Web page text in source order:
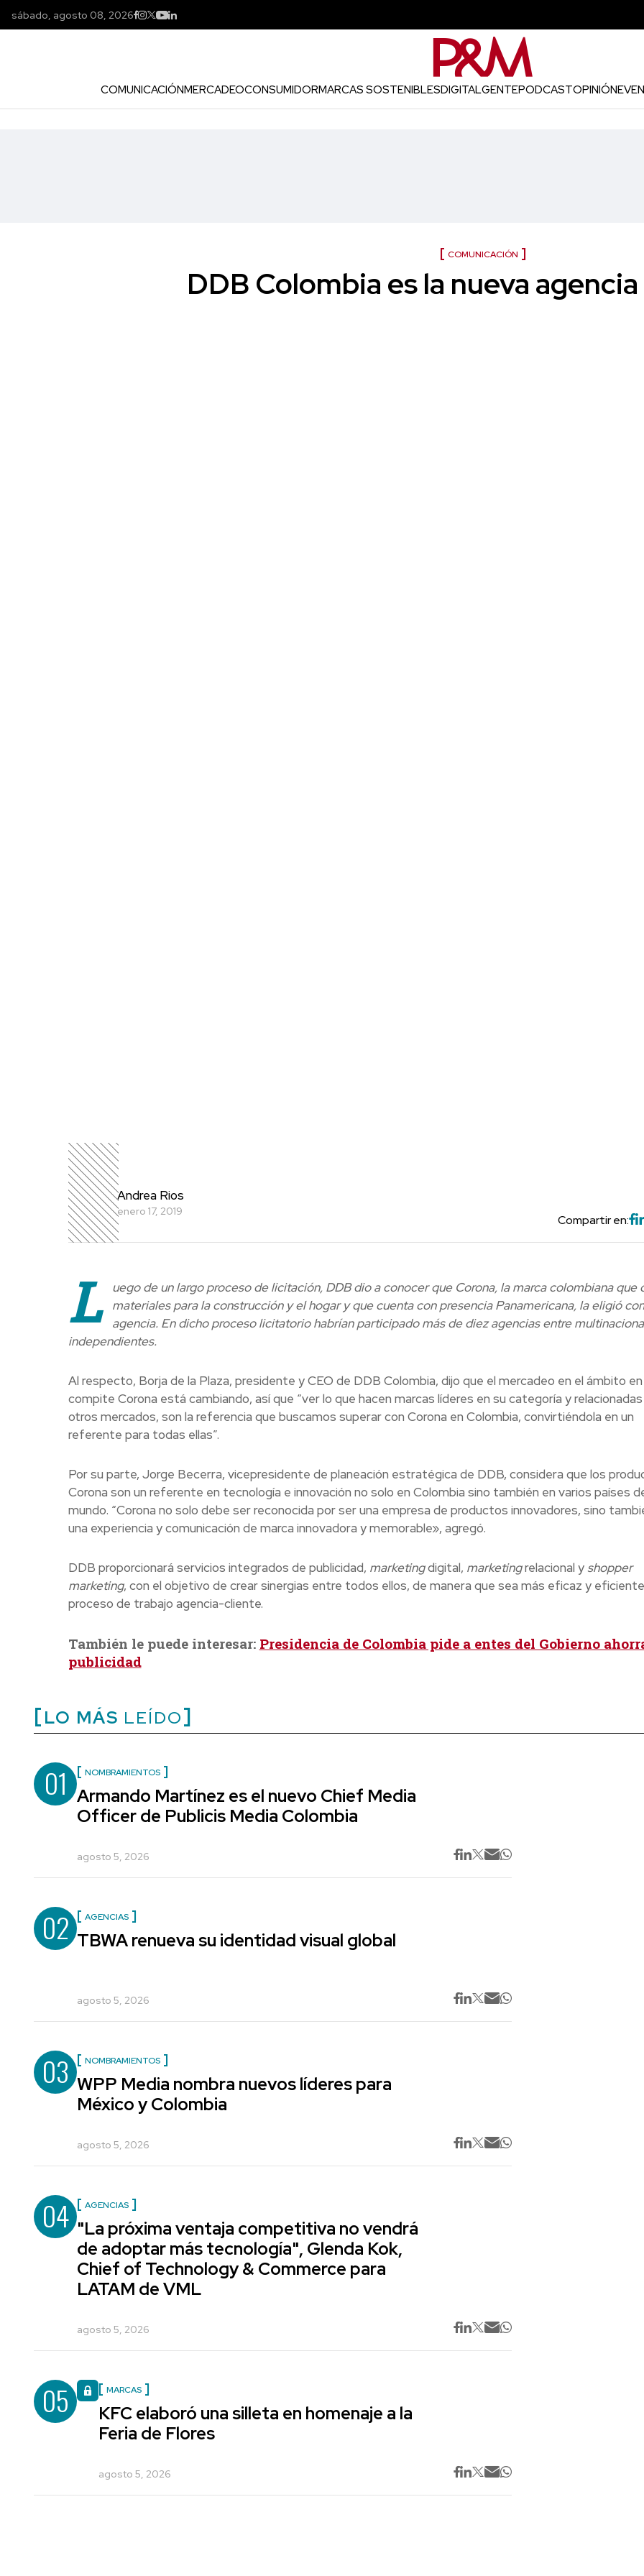
sábado, agosto 08, 2026
COMUNICACIÓNMERCADEOCONSUMIDORMARCAS SOSTENIBLESDIGITALGENTEPODCASTOPINIÓN
COMUNICACIÓN
DDB Colombia es la nueva
Andrea Rios
enero 17, 2019
Compartir en:
L
uego de un largo proceso de licitación, DDB dio a conocer que Corona, la marca colombiana que
materiales para la construcción y el hogar y que cuenta con presencia Panamericana, la eligió
agencia. En dicho proceso licitatorio habrían participado más de diez agencias entre
independientes.
Al respecto, Borja de la Plaza, presidente y CEO de DDB Colombia, dijo que el mercadeo en el ámbito
compite Corona está cambiando, así que “ver lo que hacen marcas líderes en su categoría y
otros mercados, son la referencia que buscamos superar con Corona en Colombia, convirtiéndola en un
referente para todas ellas”.
Por su parte, Jorge Becerra, vicepresidente de planeación estratégica de DDB, considera que los
Corona son un referente en tecnología e innovación no solo en Colombia sino también en varios países
mundo. “Corona no solo debe ser reconocida por ser una empresa de productos innovadores, sino
una experiencia y comunicación de marca innovadora y memorable», agregó.
DDB proporcionará servicios integrados de publicidad, marketingdigital, marketingrelacional yshopper
marketing, con el objetivo de crear sinergias entre todos ellos, de manera que sea más eficaz y
proceso de trabajo agencia-cliente.
También le puede interesar: Presidencia de Colombia pide a entes del Gobierno
publicidad
LO MÁS LEÍDO
01 NOMBRAMIENTOS
Armando Martínez es el nuevo Chief Media
Officer de Publicis Media Colombia
agosto 5, 2026
02 AGENCIAS
TBWA renueva su identidad visual global
agosto 5, 2026
03 NOMBRAMIENTOS
WPP Media nombra nuevos líderes para
México y Colombia
agosto 5, 2026
04 AGENCIAS
"La próxima ventaja competitiva no vendrá
de adoptar más tecnología", Glenda Kok,
Chief of Technology & Commerce para
LATAM de VML
agosto 5, 2026
05 MARCAS
KFC elaboró una silleta en homenaje a la
Feria de Flores
agosto 5, 2026